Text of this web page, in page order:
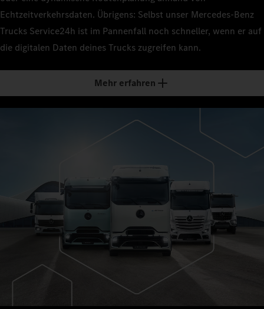
Echtzeitverkehrsdaten. Übrigens: Selbst unser Mercedes‑Benz
Trucks Service24h ist im Pannenfall noch schneller, wenn er auf
die digitalen Daten deines Trucks zugreifen kann.
Mehr erfahren